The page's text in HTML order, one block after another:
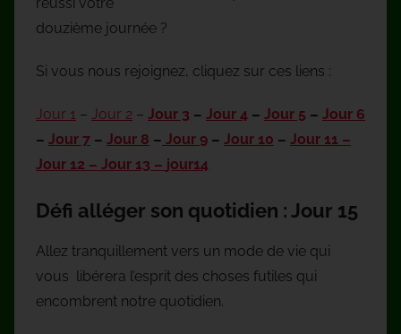
douzième journée ?
Si vous nous rejoignez, cliquez sur ces liens :
Jour 1 – Jour 2 – Jour 3 – Jour 4 – Jour 5 – Jour 6
– Jour 7 – Jour 8 – Jour 9 – Jour 10 – Jour 11 –
Jour 12 – Jour 13 – jour14
Défi alléger son quotidien : Jour 15
Allez tranquillement vers un mode de vie qui
vous libérera l’esprit des choses futiles qui
encombrent notre quotidien.